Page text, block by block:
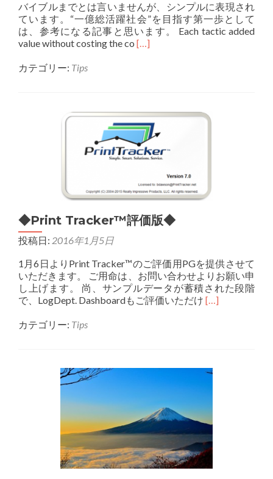
バイブルまでとは言いませんが、シンプルに表現され
ています。“一億総活躍社会”を目指す第一歩として
は、参考になる記事と思います。 Each tactic added
value without costing the co Read
[…]
カテゴリー: Tips
◆Print Tracker™評価版◆
投稿日: 2016年1月5日
1月6日よりPrint Tracker™のご評価用PGを提供させて
いただきます。 ご用命は、お問い合わせよりお願い申
し上げます。 尚、サンプルデータが蓄積された段階
で、LogDept. Dashboardもご評価いただけ Read
価
[…]
カテゴリー: Tips